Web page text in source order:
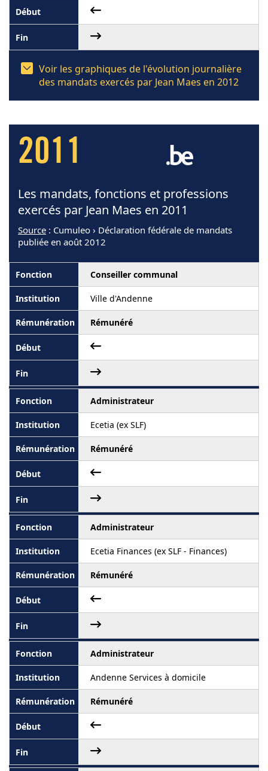
Voir les graphiques de l'évolution journalière
des mandats exercés par Jean Maes en 2012
2011
Les mandats, fonctions et professions
exercés par Jean Maes en 2011
Source : Cumuleo › Déclaration fédérale de mandats
publiée en août 2012
Conseiller communal
Ville d'Andenne
Rémunéré
Administrateur
Ecetia (ex SLF)
Rémunéré
Administrateur
Ecetia Finances (ex SLF - Finances)
Rémunéré
Administrateur
Andenne Services à domicile
Rémunéré